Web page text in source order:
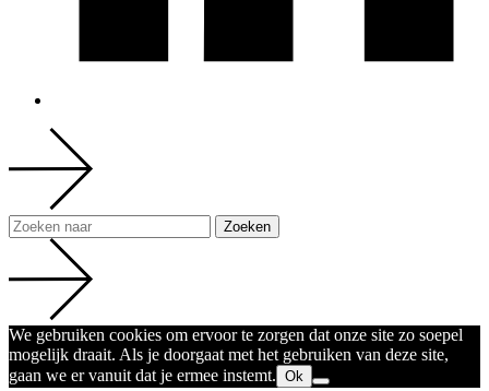
We gebruiken cookies om ervoor te zorgen dat onze site zo soepel
mogelijk draait. Als je doorgaat met het gebruiken van deze site,
gaan we er vanuit dat je ermee instemt. Ok